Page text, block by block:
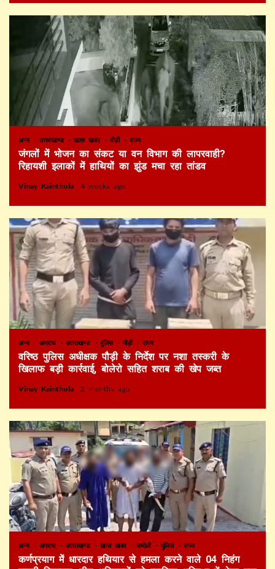
अन्य उत्तराखण्ड खास खबर पौड़ी राज्य
जंगलों में भोजन का संकट या वन विभाग की लापरवाही?
रिहायशी इलाकों में हाथियों का झुंड मचा रहा तांडव
Vinay Kainthola 4 weeks ago
अन्य अपराध उत्तराखण्ड पुलिस पौड़ी राज्य
वरिष्ठ पुलिस अधीक्षक पौड़ी के निर्देश पर नशा तस्करी के
खिलाफ बड़ी कार्रवाई, बोलेरो सहित शराब की खेप जब्त
Vinay Kainthola 2 months ago
अन्य अपराध उत्तराखण्ड खास खबर चमोली पुलिस राज्य
कर्णप्रयाग में धारदार हथियार से हमला करने वाले 04 निहंग